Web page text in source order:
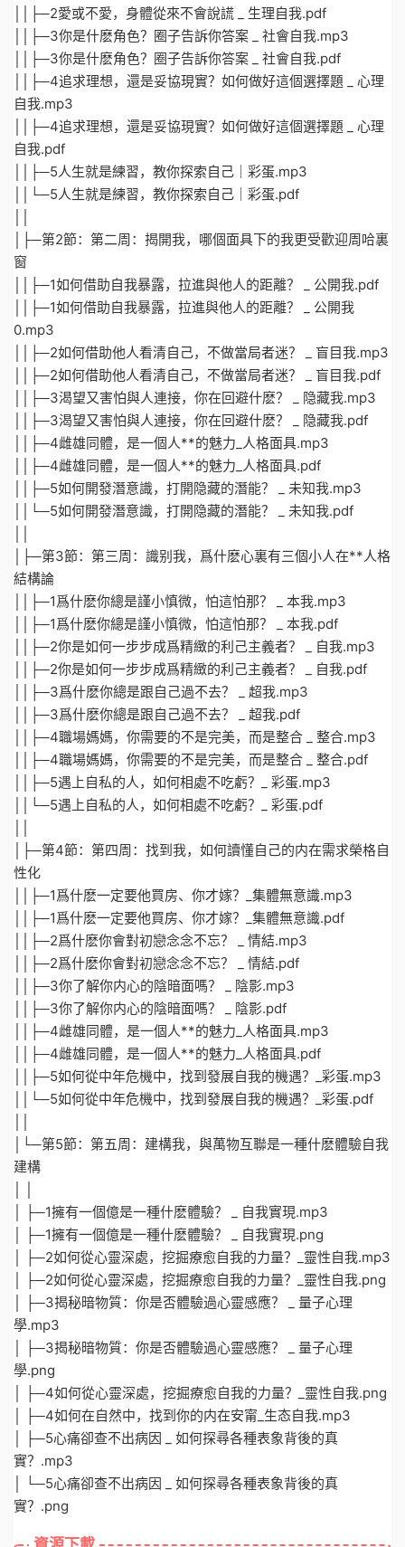
││├─2愛或不愛，身體從來不會說謊 _ 生理自我.pdf
││├─3你是什麽角色？圈子告訴你答案 _ 社會自我.mp3
││├─3你是什麽角色？圈子告訴你答案 _ 社會自我.pdf
││├─4追求理想，還是妥協現實？如何做好這個選擇題 _ 心理
自我.mp3
││├─4追求理想，還是妥協現實？如何做好這個選擇題 _ 心理
自我.pdf
││├─5人生就是練習，教你探索自己｜彩蛋.mp3
││└─5人生就是練習，教你探索自己｜彩蛋.pdf
│├─第2節：第二周：揭開我，哪個面具下的我更受歡迎周哈裏
窗
││├─1如何借助自我暴露，拉進與他人的距離？ _ 公開我.pdf
││├─1如何借助自我暴露，拉進與他人的距離？ _ 公開我
0.mp3
││├─2如何借助他人看清自己，不做當局者迷？ _ 盲目我.mp3
││├─2如何借助他人看清自己，不做當局者迷？ _ 盲目我.pdf
││├─3渴望又害怕與人連接，你在回避什麽？ _ 隐藏我.mp3
││├─3渴望又害怕與人連接，你在回避什麽？ _ 隐藏我.pdf
││├─4雌雄同體，是一個人**的魅力_人格面具.mp3
││├─4雌雄同體，是一個人**的魅力_人格面具.pdf
││├─5如何開發潛意識，打開隐藏的潛能？ _ 未知我.mp3
││└─5如何開發潛意識，打開隐藏的潛能？ _ 未知我.pdf
│├─第3節：第三周：識别我，爲什麽心裏有三個小人在**人格
結構論
││├─1爲什麽你總是謹小慎微，怕這怕那？ _ 本我.mp3
││├─1爲什麽你總是謹小慎微，怕這怕那？ _ 本我.pdf
││├─2你是如何一步步成爲精緻的利己主義者？ _ 自我.mp3
││├─2你是如何一步步成爲精緻的利己主義者？ _ 自我.pdf
││├─3爲什麽你總是跟自己過不去？ _ 超我.mp3
││├─3爲什麽你總是跟自己過不去？ _ 超我.pdf
││├─4職場媽媽，你需要的不是完美，而是整合 _ 整合.mp3
││├─4職場媽媽，你需要的不是完美，而是整合 _ 整合.pdf
││├─5遇上自私的人，如何相處不吃虧？_ 彩蛋.mp3
││└─5遇上自私的人，如何相處不吃虧？_ 彩蛋.pdf
│├─第4節：第四周：找到我，如何讀懂自己的内在需求榮格自
性化
││├─1爲什麽一定要他買房、你才嫁？_集體無意識.mp3
││├─1爲什麽一定要他買房、你才嫁？_集體無意識.pdf
││├─2爲什麽你會對初戀念念不忘？ _ 情結.mp3
││├─2爲什麽你會對初戀念念不忘？ _ 情結.pdf
││├─3你了解你内心的陰暗面嗎？ _ 陰影.mp3
││├─3你了解你内心的陰暗面嗎？ _ 陰影.pdf
││├─4雌雄同體，是一個人**的魅力_人格面具.mp3
││├─4雌雄同體，是一個人**的魅力_人格面具.pdf
││├─5如何從中年危機中，找到發展自我的機遇？_彩蛋.mp3
││└─5如何從中年危機中，找到發展自我的機遇？_彩蛋.pdf
│└─第5節：第五周：建構我，與萬物互聯是一種什麽體驗自我
建構
│ ├─1擁有一個億是一種什麽體驗？ _ 自我實現.mp3
│ ├─1擁有一個億是一種什麽體驗？ _ 自我實現.png
│ ├─2如何從心靈深處，挖掘療愈自我的力量？_靈性自我.mp3
│ ├─2如何從心靈深處，挖掘療愈自我的力量？_靈性自我.png
│ ├─3揭秘暗物質：你是否體驗過心靈感應？ _ 量子心理
學.mp3
│ ├─3揭秘暗物質：你是否體驗過心靈感應？ _ 量子心理
學.png
│ ├─4如何從心靈深處，挖掘療愈自我的力量？_靈性自我.png
│ ├─4如何在自然中，找到你的内在安甯_生态自我.mp3
│ ├─5心痛卻查不出病因 _ 如何探尋各種表象背後的真
實？.mp3
│ └─5心痛卻查不出病因 _ 如何探尋各種表象背後的真
實？.png